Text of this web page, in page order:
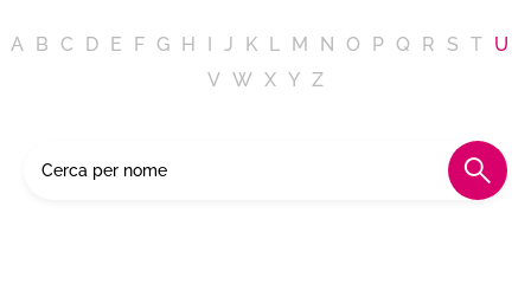
A B C D E F G H J K L M N O P Q R S T U
V W X Y Z